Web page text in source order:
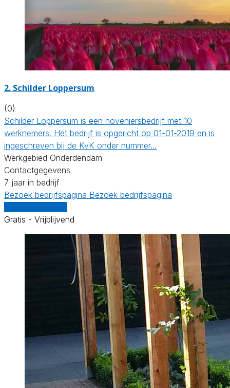
2. Schilder Loppersum
(0)
Schilder Loppersum is een hoveniersbedrijf met 10
werknemers. Het bedrijf is opgericht op 01-01-2019 en is
ingeschreven bij de KvK onder nummer…
Werkgebied Onderdendam
Contactgegevens
7 jaar in bedrijf
Bezoek bedrijfspagina Bezoek bedrijfspagina
Gratis - Vrijblijvend